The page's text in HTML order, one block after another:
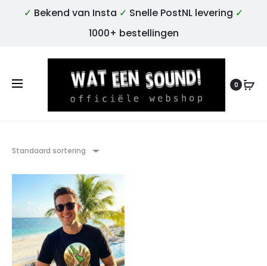
✓ Bekend van Insta ✓ Snelle PostNL levering ✓
1000+ bestellingen
0
Standaard sortering